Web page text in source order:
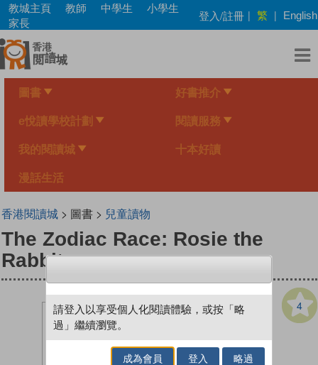
Skip
main
content
教城主頁 教師 中學生
小學生
家長
登入/註冊 | 繁 | English
圖書 好書推介
e悅讀學校計劃 閱讀服務
我的閱讀城 十本好讀
漫話生活
香港閱讀城> 圖書 > 兒童讀物
The Zodiac Race: Rosie the
Rabbit
4
請登入以享受個人化閱讀體驗，或按「略
過」繼續瀏覽。
成為會員 登入 略過